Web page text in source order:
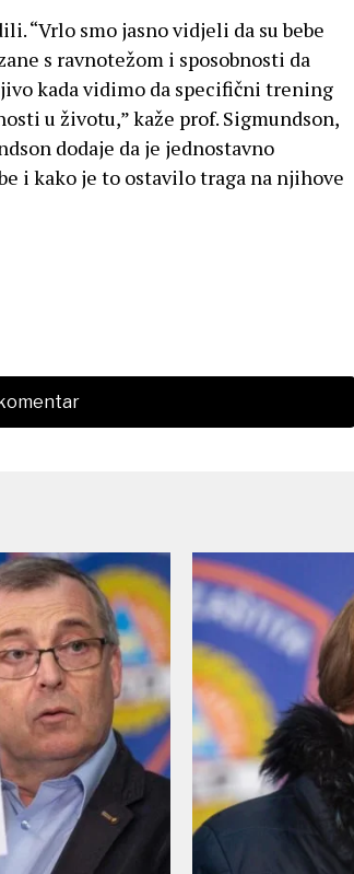
“Vrlo smo jasno vidjeli da su bebe
s ravnotežom i sposobnosti da
kada vidimo da specifični trening
u životu,” kaže prof. Sigmundson,
dodaje da je jednostavno
i kako je to ostavilo traga na njihove